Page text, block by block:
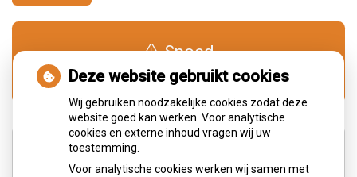
Spoed
0900-1515
Adresgegevens
Deze website gebruikt cookies
Wij gebruiken noodzakelijke cookies zodat deze
website goed kan werken. Voor analytische
cookies en externe inhoud vragen wij uw
toestemming.
Voor analytische cookies werken wij samen met